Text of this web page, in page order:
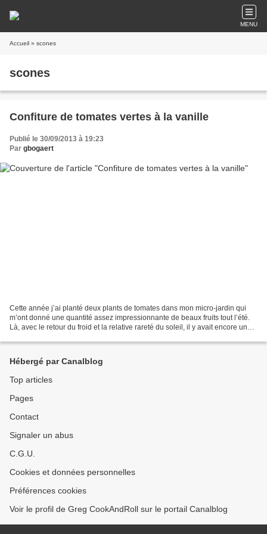
MENU
Accueil » scones
scones
Confiture de tomates vertes à la vanille
Publié le 30/09/2013 à 19:23
Par gbogaert
Cette année j’ai planté deux plants de tomates dans mon micro-jardin qui
m’ont donné une quantité assez impressionnante de beaux fruits tout l’été.
Là, avec le retour du froid et la relative rareté du soleil, il y avait encore une
Hébergé par Canalblog
Top articles
Pages
Contact
Signaler un abus
C.G.U.
Cookies et données personnelles
Préférences cookies
Voir le profil de Greg CookAndRoll sur le portail Canalblog